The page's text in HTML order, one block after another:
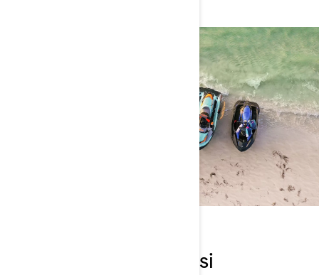
Määritä omat tarpeesi